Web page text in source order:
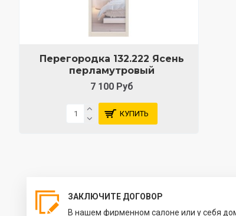
Перегородка 132.222 Ясень
перламутровый
7 100 Руб
КУПИТЬ
ЗАКЛЮЧИТЕ ДОГОВОР
В нашем фирменном салоне или у себя